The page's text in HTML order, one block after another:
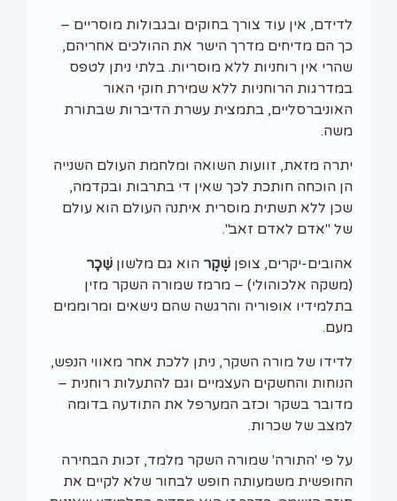
לדידם, אין עוד צורך בחוקים ובגבולות מוסריים –
כך הם מדיחים מדרך הישר את ההולכים אחריהם,
שהרי אין רוחניות ללא מוסריות. בלתי ניתן לטפס
במדרגות הרוחניות ללא שמירת חוקי האור
האוניברסליים, בתמצית עשרת הדיברות שבתורת
משה.
יתרה מזאת, זוועות השואה ומלחמת העולם השנייה
הן הוכחה חותכת לכך שאין די בתרבות ובקדמה,
שכן ללא תשתית מוסרית איתנה העולם הוא עולם
של "אדם לאדם זאב".
אהובים-יקרים, צופן שֶׁקֶר הוא גם מלשון שֵׁכָר
(משקה אלכוהולי) – מרמז שמורה השקר מזין
בתלמידיו אופוריה והרגשה שהם נישאים ומרוממים
מעם.
לדידו של מורה השקר, ניתן ללכת אחר מאווי הנפש,
הנוחות והחשקים העצמיים וגם להתעלות רוחנית –
מדובר בשקר וכזב המערפל את התודעה בדומה
למצב של שכרות.
על פי 'התורה' שמורה השקר מלמד, זכות הבחירה
החופשית משמעותה חופש לבחור שלא לקיים את